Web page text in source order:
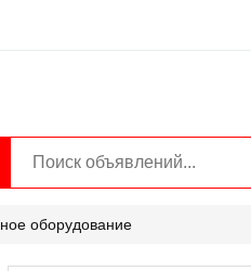
оборудование